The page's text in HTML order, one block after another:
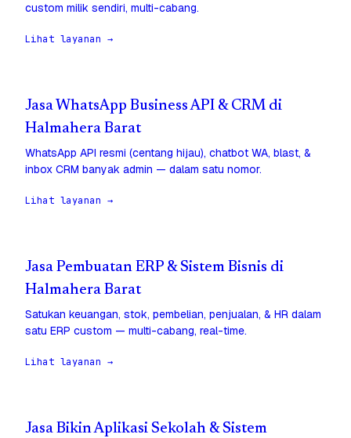
custom milik sendiri, multi-cabang.
Lihat layanan →
Jasa WhatsApp Business API & CRM di
Halmahera Barat
WhatsApp API resmi (centang hijau), chatbot WA, blast, &
inbox CRM banyak admin — dalam satu nomor.
Lihat layanan →
Jasa Pembuatan ERP & Sistem Bisnis di
Halmahera Barat
Satukan keuangan, stok, pembelian, penjualan, & HR dalam
satu ERP custom — multi-cabang, real-time.
Lihat layanan →
Jasa Bikin Aplikasi Sekolah & Sistem